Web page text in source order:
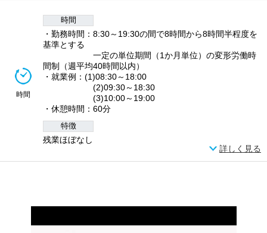
時間
時間
・勤務時間：8:30～19:30の間で8時間から8時間半程度を
基準とする
一定の単位期間（1か月単位）の変形労働時
間制（週平均40時間以内）
・就業例：(1)08:30～18:00
(2)09:30～18:30
(3)10:00～19:00
・休憩時間：60分
特徴
残業ほぼなし
詳しく見る